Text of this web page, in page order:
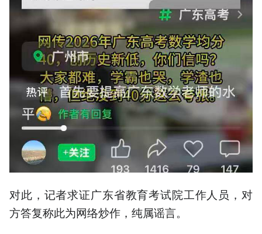
对此，记者求证广东省教育考试院工作人员，对
方答复称此为网络炒作，纯属谣言。